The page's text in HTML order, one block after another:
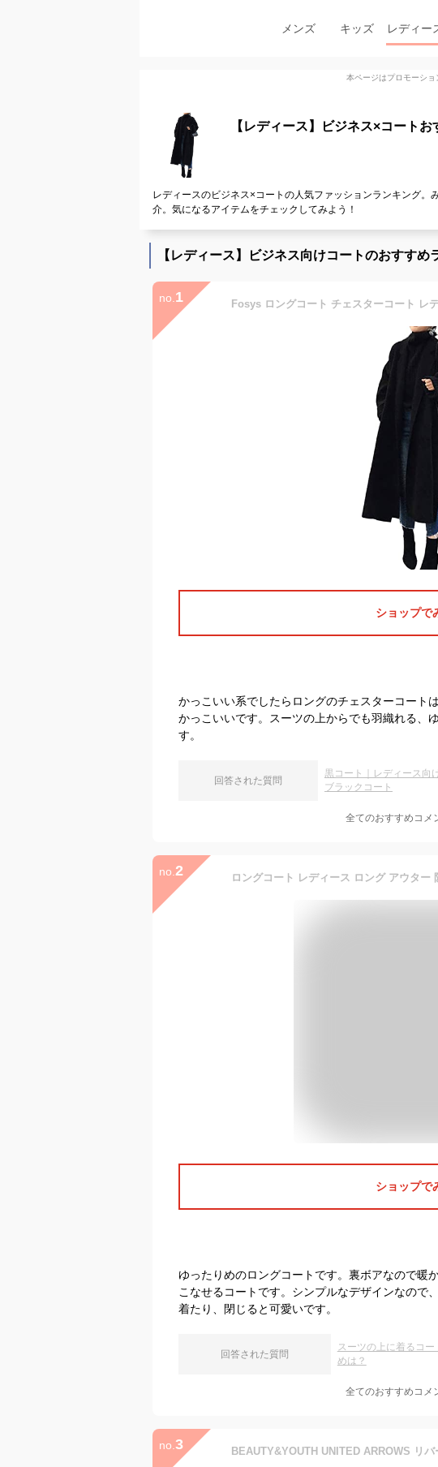
メンズ キッズ レディー
本ページはプロモーショ
【レディース】ビジネス×コート
レディースのビジネス×コートの人気ファッションランキング
介。気になるアイテムをチェックしてみよう！
【レディース】ビジネス向けコートのおすすめ
no. 1
ショップで
かっこいい系でしたらロングのチェスターコート
かっこいいです。スーツの上からでも羽織れる、
す。
回答された質問
黒コート｜レディース向
ブラックコート
全てのおすすめコメ
no. 2
ショップで
ゆったりめのロングコートです。裏ボアなので暖
こなせるコートです。シンプルなデザインなので
着たり、閉じると可愛いです。
回答された質問
スーツの上に着るコ
めは？
全てのおすすめコメ
no. 3